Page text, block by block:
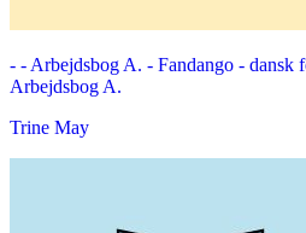
- - Arbejdsbog A. - Fandango - dansk
Arbejdsbog A.
Trine May